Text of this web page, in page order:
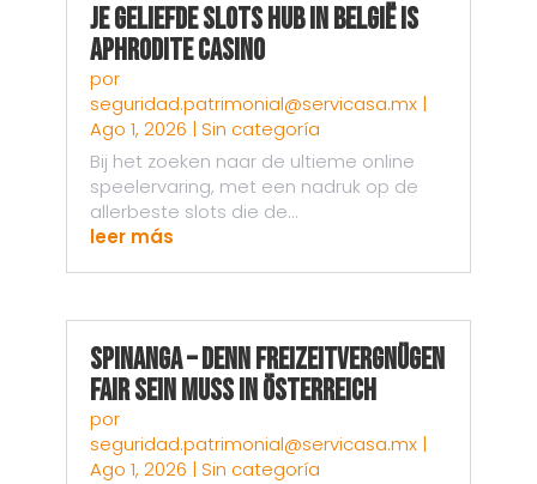
Je Geliefde Slots Hub in België is
Aphrodite Casino
por
seguridad.patrimonial@servicasa.mx|
Ago 1, 2026 | Sin categoría
Bij het zoeken naar de ultieme online
speelervaring, met een nadruk op de
allerbeste slots die de...
leer más
Spinanga – Denn Freizeitvergnügen
fair sein muss in Österreich
por
seguridad.patrimonial@servicasa.mx|
Ago 1, 2026 | Sin categoría